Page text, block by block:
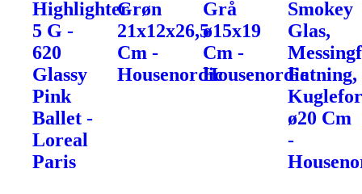
Highlighter
5 G -
620
Glassy
Pink
Ballet -
Loreal
Paris
Grøn
21x12x26,5
Cm -
Housenordic
Grå
ø15x19
Cm -
Housenordic
Smokey
Glas,
Fatning,
ø20 Cm
-